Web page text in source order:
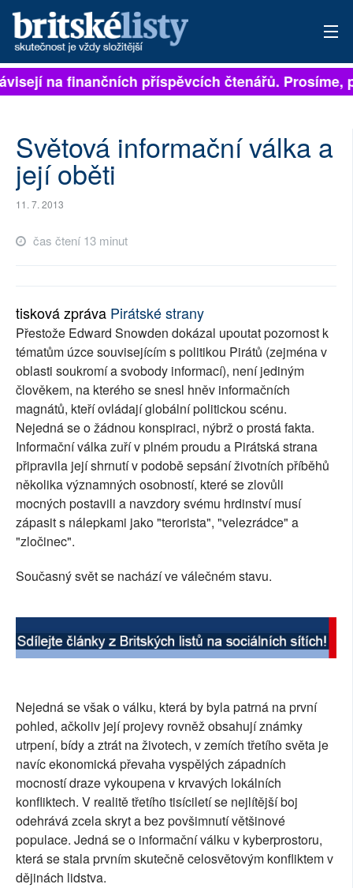
PŘIHLÁSIT
ARCHIV
ROZHOVORY
PŘÍSPĚVKY NA PROVOZ
SOCIÁLNÍ SÍTĚ
RUBRIKY
PLNÁ VERZE STRÁNEK
na finančních příspěvcích čtenářů. Prosíme,
Světová informační válka a
její oběti
11. 7. 2013
čas čtení 13 minut
tisková zpráva Pirátské strany
Přestože Edward Snowden dokázal upoutat pozornost k
tématům úzce souvisejícím s politikou Pirátů (zejména v
oblasti soukromí a svobody informací), není jediným
člověkem, na kterého se snesl hněv informačních
magnátů, kteří ovládají globální politickou scénu.
Nejedná se o žádnou konspiraci, nýbrž o prostá fakta.
Informační válka zuří v plném proudu a Pirátská strana
připravila její shrnutí v podobě sepsání životních příběhů
několika významných osobností, které se zlovůli
mocných postavili a navzdory svému hrdinství musí
zápasit s nálepkami jako "terorista", "velezrádce" a
"zločinec".
Současný svět se nachází ve válečném stavu.
Nejedná se však o válku, která by byla patrná na první
pohled, ačkoliv její projevy rovněž obsahují známky
utrpení, bídy a ztrát na životech, v zemích třetího světa je
navíc ekonomická převaha vyspělých západních
mocností draze vykoupena v krvavých lokálních
konfliktech. V realitě třetího tisíciletí se nejlítější boj
odehrává zcela skryt a bez povšimnutí většinové
populace. Jedná se o informační válku v kyberprostoru,
která se stala prvním skutečně celosvětovým konfliktem v
dějinách lidstva.